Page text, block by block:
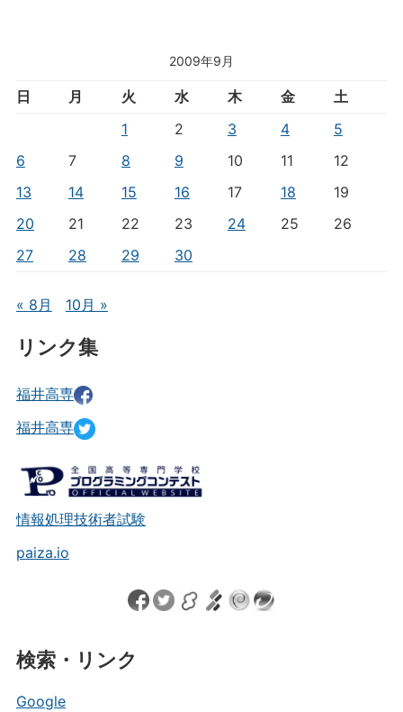
2009年9月
日 月 火 水 木 金
土
1
2 3 4
5
6
7 8 9 10 11
12
13
14 15 16 17 18
19
20
21 22 23 24 25
26
27
28 29 30
« 8月 10月 »
リンク集
福井高専
福井高専
情報処理技術者試験
paiza.io
検索・リンク
Google